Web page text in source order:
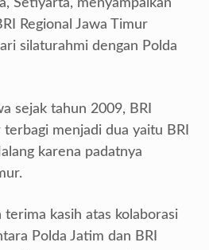
Setiyarta, menyampaikan
Regional Jawa Timur
silaturahmi dengan Polda
sejak tahun 2009, BRI
terbagi menjadi dua yaitu BRI
karena padatnya
terima kasih atas kolaborasi
Polda Jatim dan BRI